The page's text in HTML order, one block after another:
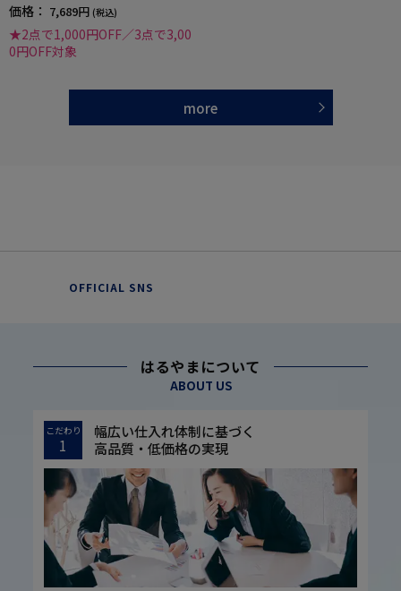
価格： 7,689円 (税込)
★2点で1,000円OFF／3点で3,00
0円OFF対象
more
OFFICIAL SNS
はるやまについて
ABOUT US
こだわり
1
幅広い仕入れ体制に基づく
高品質・低価格の実現